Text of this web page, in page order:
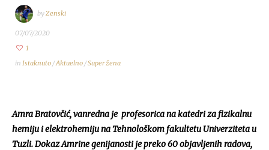
byZenski
07/07/2020
1
in Istaknuto/Aktuelno/Super žena
Amra Bratovčić, vanredna je profesorica na katedri za fizikalnu
hemiju i elektrohemiju na Tehnološkom fakultetu Univerziteta u
Tuzli. Dokaz Amrine genijanosti je preko 60 objavljenih radova,